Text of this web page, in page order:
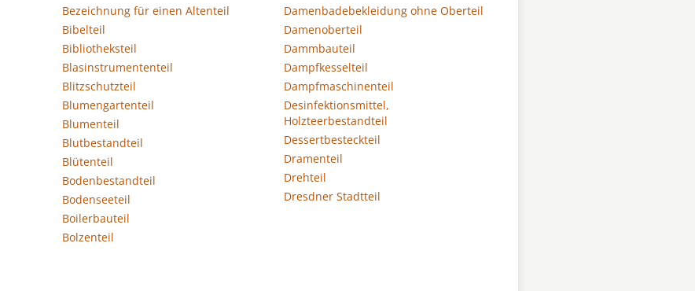
Bezeichnung für einen Altenteil
Bibelteil
Bibliotheksteil
Blasinstrumententeil
Blitzschutzteil
Blumengartenteil
Blumenteil
Blutbestandteil
Blütenteil
Bodenbestandteil
Bodenseeteil
Boilerbauteil
Bolzenteil
Damenbadebekleidung ohne Oberteil
Damenoberteil
Dammbauteil
Dampfkesselteil
Dampfmaschinenteil
Desinfektionsmittel,
Holzteerbestandteil
Dessertbesteckteil
Dramenteil
Drehteil
Dresdner Stadtteil